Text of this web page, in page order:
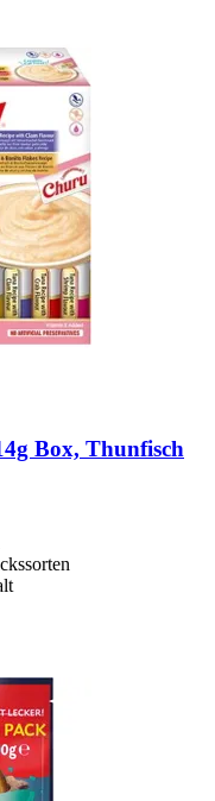
Box, Thunfisch